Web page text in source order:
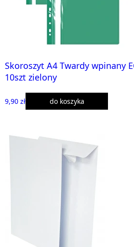
Skoroszyt A4 Twardy wpinany
10szt zielony
9,90 zł do koszyka